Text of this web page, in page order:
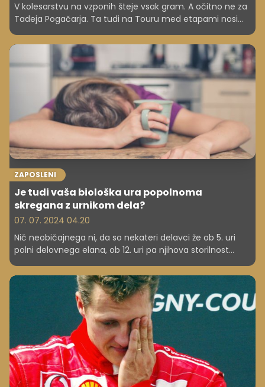
V kolesarstvu na vzponih šteje vsak gram. A očitno ne za
Tadeja Pogačarja. Ta tudi na Touru med etapami nosi
pregrešno drago uro, ki je po pisanju tujih medijev vredna
kar 340.000 evrov. Seveda je ta v skladu s francosko
pentljo opremljena z rumenim paščkom.
ZAPOSLENI
Je tudi vaša biološka ura popolnoma
skregana z urnikom dela?
07. 07. 2024 04.20
Nič neobičajnega ni, da so nekateri delavci že ob 5. uri
polni delovnega elana, ob 12. uri pa njihova storilnost
popolnoma upade. Ali pa da je nekdo najbolj kreativen in
produktiven šele zvečer in ponoči. Čim bolj prisluhnite
lastni biološki uri.